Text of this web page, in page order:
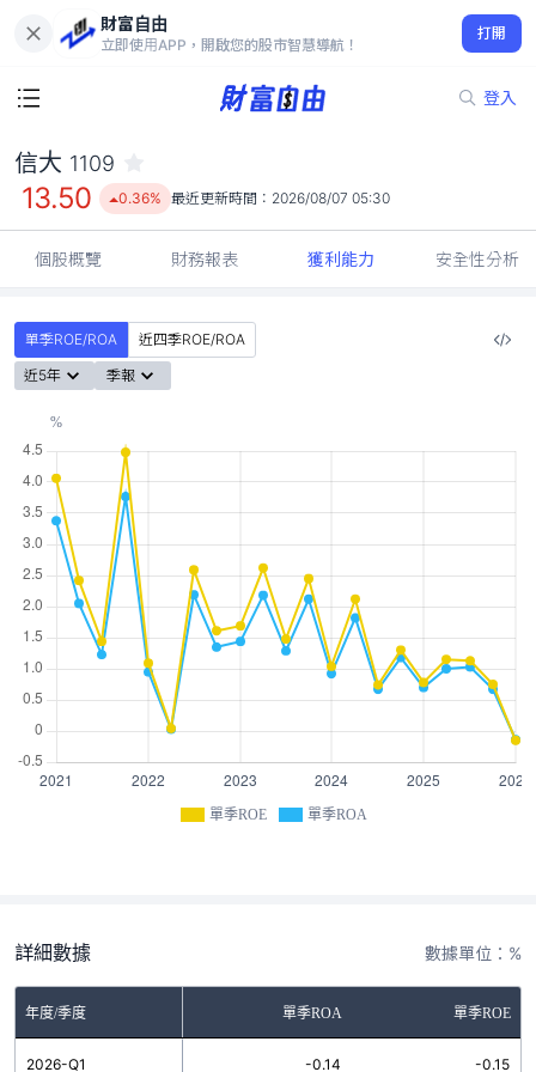
財富自由
立即使用APP，開啟您的股市智慧導航！
打開
登入
13.50
0.36%
信大 1109
13.50 0.36% 最近更新時間： 2026/08/07 05:30
個股概覽 財務報表 獲利能力 安全性分析
單季ROE/ROA
近四季ROE/ROA
近5年
季報
單季ROE 單季ROA
詳細數據 數據單位：%
年度/季度 單季ROA 單季ROE
2026-Q1 -0.14 -0.15